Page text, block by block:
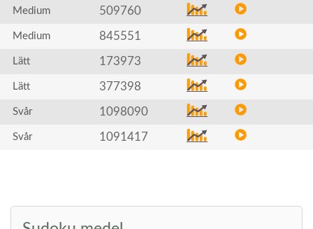
Medium 509760
Medium 845551
Lätt 173973
Lätt 377398
Svår 1098090
Svår 1091417